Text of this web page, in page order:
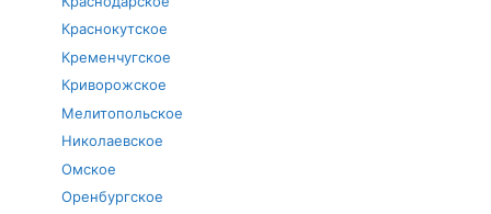
Краснокутское
Кременчугское
Криворожское
Мелитопольское
Николаевское
Омское
Оренбургское